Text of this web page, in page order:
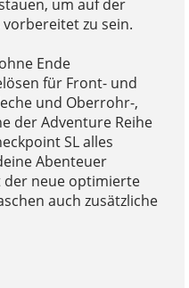
um auf der
zu sein.
Ende
für Front- und
und Oberrohr-,
der Adventure Reihe
SL alles
Abenteuer
neue optimierte
auch zusätzliche